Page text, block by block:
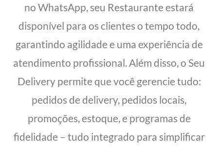
no WhatsApp, seu Restaurante estará
disponível para os clientes o tempo todo,
garantindo agilidade e uma experiência de
atendimento profissional. Além disso, o Seu
Delivery permite que você gerencie tudo:
pedidos de delivery, pedidos locais,
promoções, estoque, e programas de
fidelidade – tudo integrado para simplificar